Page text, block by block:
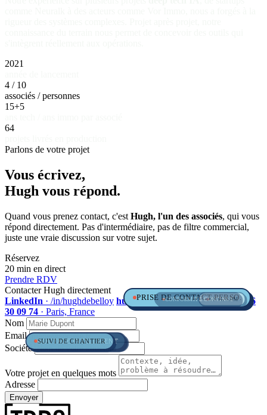
DATA PUBLIQUE & BDD
PRISE DE CONTACT PERSO.
ROUTAGE INTELLIGENT
SYNC CRM
SUIVI DE CHANTIER
CONFORMITÉ CONTINUE
2021
4 / 10
associés / personnes
15+5
64
Parlons de votre projet
Vous écrivez,
Hugh vous répond.
Quand vous prenez contact, c'est Hugh, l'un des associés, qui vous
répond directement. Pas d'intermédiaire, pas de filtre commercial,
juste une vraie discussion sur votre sujet.
Réservez
20 min en direct
Prendre RDV
Contacter Hugh directement
LinkedIn · /in/hughdebelloy hugh.debelloy@tbds.fr +33 (0)6 86
30 09 74 · Paris, France
Nom
Email
Société
Votre projet en quelques mots
Adresse
Envoyer